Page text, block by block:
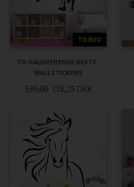
TILBUD
TO GALOPERENDE HESTE -
WALLSTICKERS
139,00 118,15 DKK